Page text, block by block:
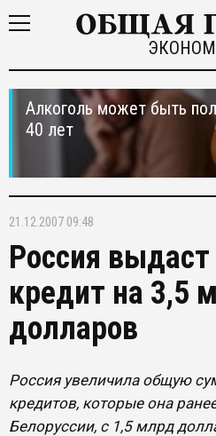
Алкоголь может быть
40 лет
21.12.2007 09:48
Россия
кредит на 3,5
долларов
Россия увеличила общую
кредитов, которые она
Белоруссии, с 1,5 млрд